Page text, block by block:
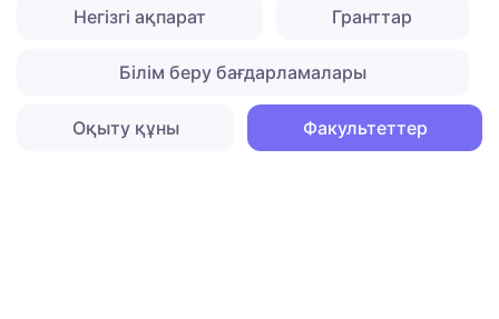
Негізгі ақпарат Гранттар
Білім беру бағдарламалары
Оқыту құны Факультеттер